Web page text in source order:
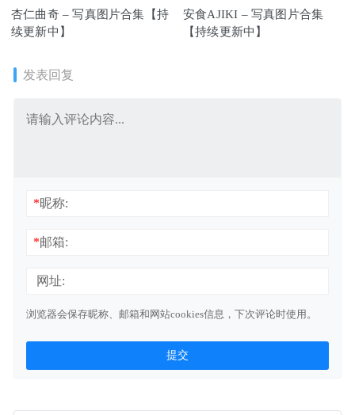
杏仁曲奇 – 写真图片合集【持
续更新中】
安食AJIKI – 写真图片合集
【持续更新中】
发表回复
*昵称:
*邮箱:
网址:
浏览器会保存昵称、邮箱和网站cookies信息，下次评论时使用。